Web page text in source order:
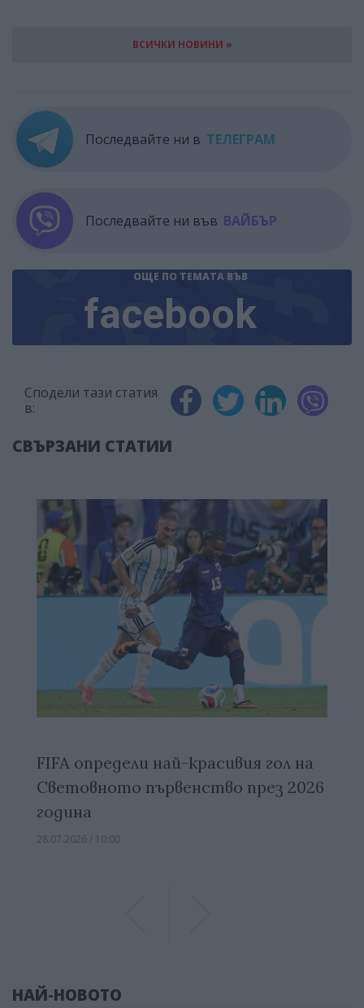
ВСИЧКИ НОВИНИ »
Последвайте ни в ТЕЛЕГРАМ
Последвайте ни във ВАЙБЪР
ОЩЕ ПО ТЕМАТА ВЪВ
facebook
Сподели тази статия
в:
СВЪРЗАНИ СТАТИИ
FIFA определи най-красивия гол на
Световното първенство през 2026
година
28.07.2026 / 10:00
НАЙ-НОВОТО